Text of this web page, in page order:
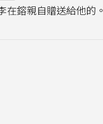
在鎔親自贈送給他的。